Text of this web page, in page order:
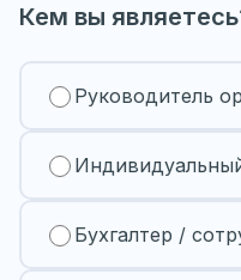
Кем вы
Руководитель
Бухгалтер /